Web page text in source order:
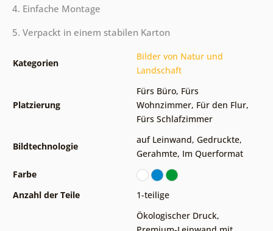
4. Einfache Montage
5. Verpackt in einem stabilen Karton
Kategorien
Bilder von Natur und
Landschaft
Platzierung
Fürs Büro, Fürs
Wohnzimmer, Für den Flur,
Fürs Schlafzimmer
Bildtechnologie
auf Leinwand, Gedruckte,
Gerahmte, Im Querformat
Farbe
Anzahl der Teile
1-teilige
Ökologischer Druck,